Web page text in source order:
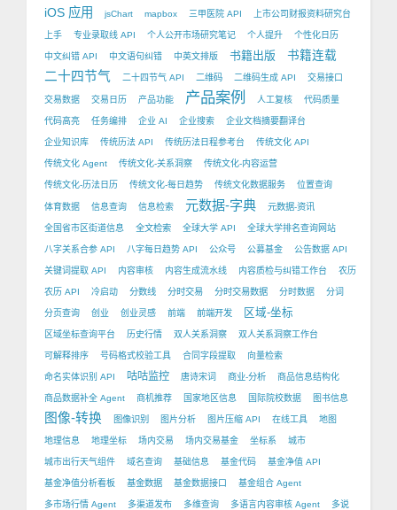
iOS 应用 jsChart mapbox 三甲医院 API 上市公司财报资料研究台
上手 专业录取线 API 个人公开市场研究笔记 个人提升 个性化日历
中文纠错 API 中文语句纠错 中英文排版 书籍出版 书籍连载
二十四节气 二十四节气 API 二维码 二维码生成 API 交易接口
交易数据 交易日历 产品功能 产品案例 人工复核 代码质量
代码高亮 任务编排 企业 AI 企业搜索 企业文档摘要翻译台
企业知识库 传统历法 API 传统历法日程参考台 传统文化 API
传统文化 Agent 传统文化-关系洞察 传统文化-内容运营
传统文化-历法日历 传统文化-每日趋势 传统文化数据服务 位置查询
体育数据 信息查询 信息检索 元数据-字典 元数据-资讯
全国省市区街道信息 全文检索 全球大学 API 全球大学排名查询网站
八字关系合参 API 八字每日趋势 API 公众号 公募基金 公告数据 API
关键词提取 API 内容审核 内容生成流水线 内容质检与纠错工作台 农历
农历 API 冷启动 分数线 分时交易 分时交易数据 分时数据 分词
分页查询 创业 创业灵感 前端 前端开发 区域-坐标
区域坐标查询平台 历史行情 双人关系洞察 双人关系洞察工作台
可解释排序 号码格式校验工具 合同字段提取 向量检索
命名实体识别 API 咕咕监控 唐诗宋词 商业-分析 商品信息结构化
商品数据补全 Agent 商机推荐 国家地区信息 国际院校数据 图书信息
图像-转换 图像识别 图片分析 图片压缩 API 在线工具 地图
地理信息 地理坐标 场内交易 场内交易基金 坐标系 城市
城市出行天气组件 域名查询 基础信息 基金代码 基金净值 API
基金净值分析看板 基金数据 基金数据接口 基金组合 Agent
多市场行情 Agent 多渠道发布 多维查询 多语言内容审核 Agent 多说